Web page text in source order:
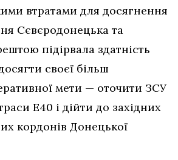
втратами для досягнення
Сєвєродонецька та
підірвала здатність
своєї більш
мети — оточити ЗСУ
Е40 і дійти до західних
кордонів Донецької